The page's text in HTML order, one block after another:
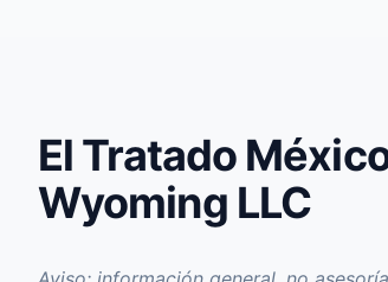
El Tratado
Wyoming LLC